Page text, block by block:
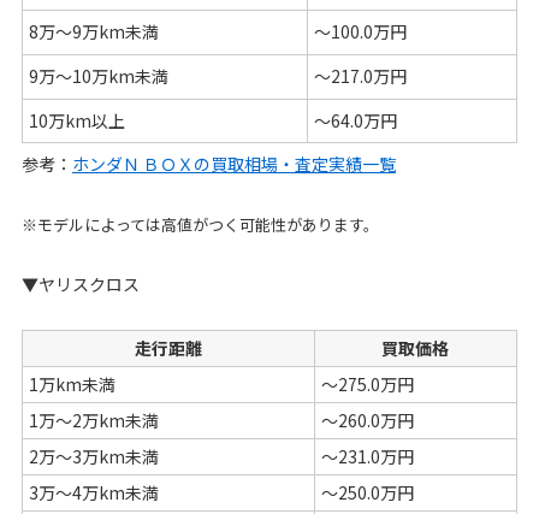
8万～9万km未満
～100.0万円
9万～10万km未満
～217.0万円
10万km以上
～64.0万円
参考： ホンダＮ ＢＯＸの買取相場・査定実績一覧
※モデルによっては高値がつく可能性があります。
▼ヤリスクロス
走行距離
買取価格
1万km未満
～275.0万円
1万～2万km未満
～260.0万円
2万～3万km未満
～231.0万円
3万～4万km未満
～250.0万円